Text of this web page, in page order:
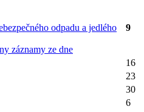
odpadu a jedlého
záznamy ze dne
9
16
23
30
6